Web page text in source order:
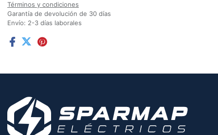
Términos y condiciones
Garantía de devolución de 30 días
Envío: 2-3 días laborales